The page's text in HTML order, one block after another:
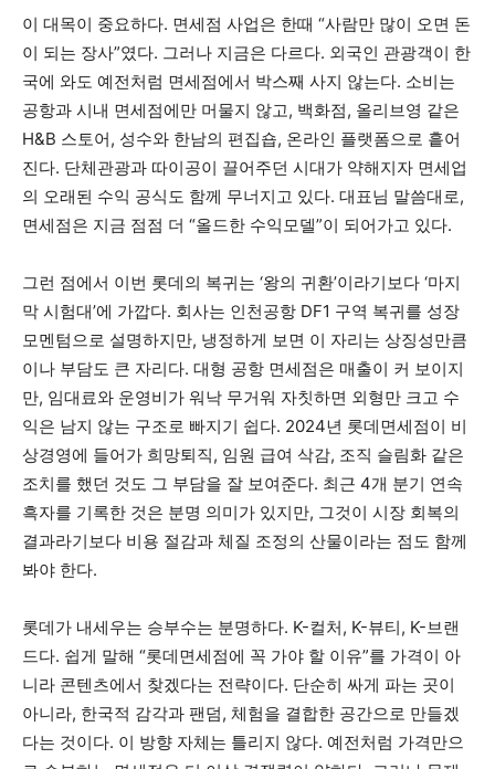
이 대목이 중요하다. 면세점 사업은 한때 “사람만 많이 오면 돈
이 되는 장사”였다. 그러나 지금은 다르다. 외국인 관광객이 한
국에 와도 예전처럼 면세점에서 박스째 사지 않는다. 소비는
공항과 시내 면세점에만 머물지 않고, 백화점, 올리브영 같은
H&B 스토어, 성수와 한남의 편집숍, 온라인 플랫폼으로 흩어
진다. 단체관광과 따이공이 끌어주던 시대가 약해지자 면세업
의 오래된 수익 공식도 함께 무너지고 있다. 대표님 말씀대로,
면세점은 지금 점점 더 “올드한 수익모델”이 되어가고 있다.
그런 점에서 이번 롯데의 복귀는 ‘왕의 귀환’이라기보다 ‘마지
막 시험대’에 가깝다. 회사는 인천공항 DF1 구역 복귀를 성장
모멘텀으로 설명하지만, 냉정하게 보면 이 자리는 상징성만큼
이나 부담도 큰 자리다. 대형 공항 면세점은 매출이 커 보이지
만, 임대료와 운영비가 워낙 무거워 자칫하면 외형만 크고 수
익은 남지 않는 구조로 빠지기 쉽다. 2024년 롯데면세점이 비
상경영에 들어가 희망퇴직, 임원 급여 삭감, 조직 슬림화 같은
조치를 했던 것도 그 부담을 잘 보여준다. 최근 4개 분기 연속
흑자를 기록한 것은 분명 의미가 있지만, 그것이 시장 회복의
결과라기보다 비용 절감과 체질 조정의 산물이라는 점도 함께
봐야 한다.
롯데가 내세우는 승부수는 분명하다. K-컬처, K-뷰티, K-브랜
드다. 쉽게 말해 “롯데면세점에 꼭 가야 할 이유”를 가격이 아
니라 콘텐츠에서 찾겠다는 전략이다. 단순히 싸게 파는 곳이
아니라, 한국적 감각과 팬덤, 체험을 결합한 공간으로 만들겠
다는 것이다. 이 방향 자체는 틀리지 않다. 예전처럼 가격만으